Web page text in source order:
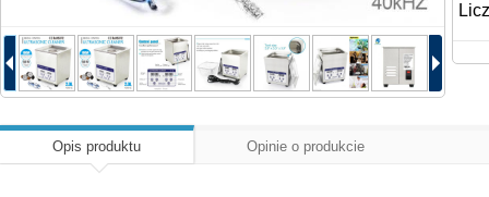
Opis produktu Opinie o produkcie